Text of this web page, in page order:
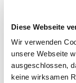
Diese Webseite
Wir verwenden
unsere Webseite
ausgeschlossen,
keine wirksamen